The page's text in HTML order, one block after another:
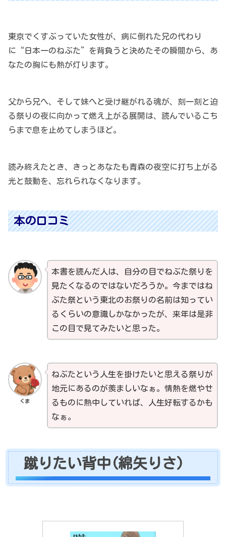
東京でくすぶっていた女性が、病に倒れた兄の代わり
に“日本一のねぶた”を背負うと決めたその瞬間から、あ
なたの胸にも熱が灯ります。
父から兄へ、そして妹へと受け継がれる魂が、刻一刻と迫
る祭りの夜に向かって燃え上がる展開は、読んでいるこち
らまで息を止めてしまうほど。
読み終えたとき、きっとあなたも青森の夜空に打ち上がる
光と鼓動を、忘れられなくなります。
本の口コミ
本書を読んだ人は、自分の目でねぶた祭りを
見たくなるのではないだろうか。今まではね
ぶた祭という東北のお祭りの名前は知ってい
るくらいの意識しかなかったが、来年は是非
この目で見てみたいと思った。
くま
ねぶたという人生を掛けたいと思える祭りが
地元にあるのが羨ましいなぁ。情熱を燃やせ
るものに熱中していれば、人生好転するかも
なぁ。
蹴りたい背中(綿矢りさ)